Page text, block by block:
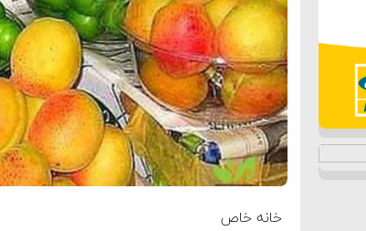
خانه خاص